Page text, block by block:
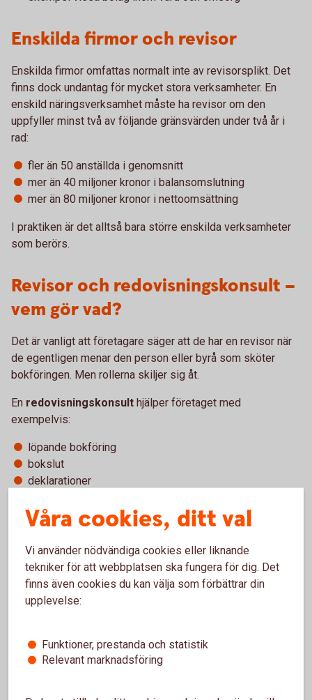
Enskilda firmor och revisor
Enskilda firmor omfattas normalt inte av revisorsplikt. Det
finns dock undantag för mycket stora verksamheter. En
enskild näringsverksamhet måste ha revisor om den
uppfyller minst två av följande gränsvärden under två år i
rad:
fler än 50 anställda i genomsnitt
mer än 40 miljoner kronor i balansomslutning
mer än 80 miljoner kronor i nettoomsättning
I praktiken är det alltså bara större enskilda verksamheter
som berörs.
Revisor och redovisningskonsult –
vem gör vad?
Det är vanligt att företagare säger att de har en revisor när
de egentligen menar den person eller byrå som sköter
bokföringen. Men rollerna skiljer sig åt.
En redovisningskonsult hjälper företaget med
exempelvis:
löpande bokföring
bokslut
deklarationer
Enrevisor
är däremot en oberoende granskare. Revisorns
uppgift är att kontrollera att företagets redovisning och
Revisorn granskar bland annat:
bokföring
styrelsens och vd:s förvaltning
Våra cookies, ditt val
Vi använder nödvändiga cookies eller liknande
tekniker för att webbplatsen ska fungera för dig. Det
finns även cookies du kan välja som förbättrar din
upplevelse:
Funktioner, prestanda och statistik
Relevant marknadsföring